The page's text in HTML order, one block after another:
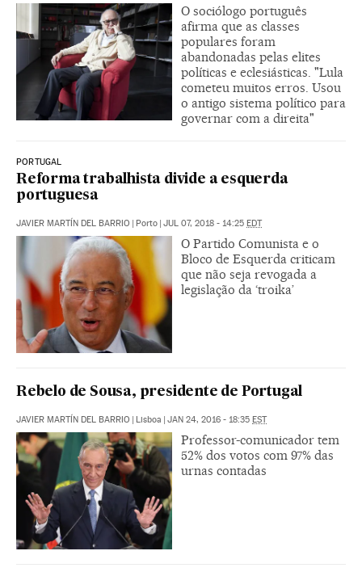
O sociólogo português
afirma que as classes
populares foram
abandonadas pelas elites
políticas e eclesiásticas. "Lula
cometeu muitos erros. Usou
o antigo sistema político para
governar com a direita"
PORTUGAL
Reforma trabalhista divide a esquerda
portuguesa
JAVIER MARTÍN DEL BARRIO Porto JUL 07, 2018 - 14:25 EDT
O Partido Comunista e o
Bloco de Esquerda criticam
que não seja revogada a
legislação da ‘troika’
Rebelo de Sousa, presidente de Portugal
JAVIER MARTÍN DEL BARRIO Lisboa JAN 24, 2016 - 18:35 EST
Professor-comunicador tem
52% dos votos com 97% das
urnas contadas